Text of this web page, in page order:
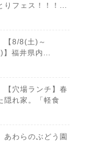
りフェス！！！...
【8/8(土)～
】福井県内...
【穴場ランチ】春
隠れ家。「軽食
あわらのぶどう園